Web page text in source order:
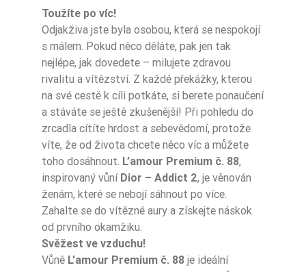
Toužíte po víc!
Odjakživa jste byla osobou, která se nespokojí
s málem. Pokud něco děláte, pak jen tak
nejlépe, jak dovedete – milujete zdravou
rivalitu a vítězství. Z každé překážky, kterou
na své cestě k cíli potkáte, si berete ponaučení
a stáváte se ještě zkušenější! Při pohledu do
zrcadla cítíte hrdost a sebevědomí, protože
víte, že od života chcete něco víc a můžete
toho dosáhnout. L’amour Premium č. 88,
inspirovaný vůní Dior – Addict 2, je věnován
ženám, které se nebojí sáhnout po více.
Zahalte se do vítězné aury a získejte náskok
od prvního okamžiku.
Svěžest ve vzduchu!
Vůně L’amour Premium č. 88 je ideální